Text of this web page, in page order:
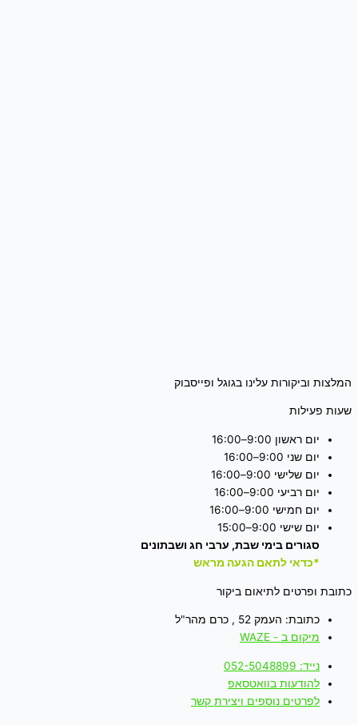
המלצות וביקורות עלינו בגוגל ופייסבוק
שעות פעילות
יום ראשון 9:00–16:00
יום שני 9:00–16:00
יום שלישי 9:00–16:00
יום רביעי 9:00–16:00
יום חמישי 9:00–16:00
יום שישי 9:00–15:00
סגורים בימי שבת, ערבי חג ושבתונים
*כדאי לתאם הגעה מראש
כתובת ופרטים לתיאום ביקור
כתובת: העמק 52 , כרם מהר"ל
מיקום ב - WAZE
נייד: 052-5048899
להודעות בוואטסאפ
לפרטים נוספים ויצירת קשר